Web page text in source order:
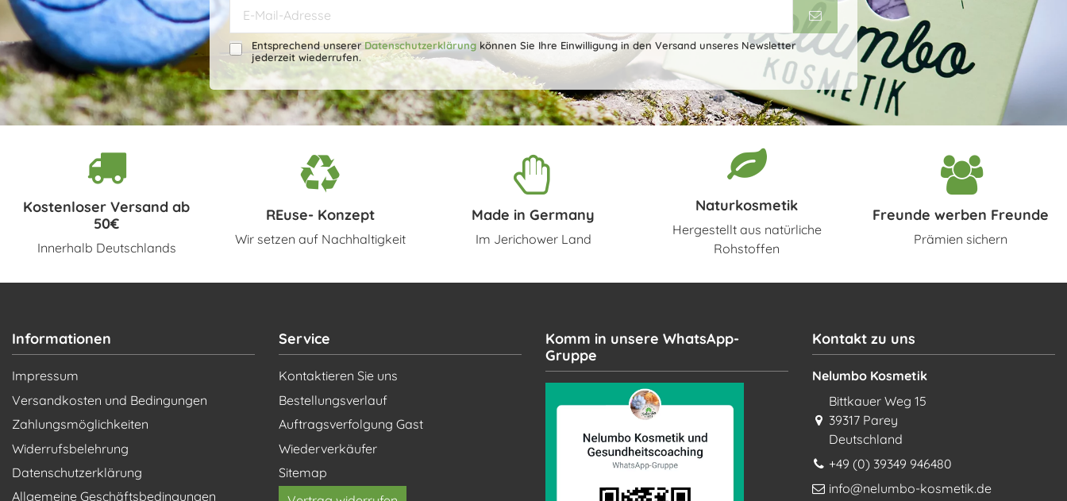
Entsprechend unsererDatenschutzerklärungkönnen Sie Ihre Einwilligung in den Versand unseres Newsletter
jederzeit wiederrufen.
Kostenloser Versand ab
50€
Innerhalb Deutschlands
REuse- Konzept
Wir setzen auf Nachhaltigkeit
Made in Germany
Im Jerichower Land
Naturkosmetik
Hergestellt aus natürliche
Rohstoffen
Freunde werben Freunde
Prämien sichern
Informationen
Impressum
Versandkosten und Bedingungen
Zahlungsmöglichkeiten
Widerrufsbelehrung
Datenschutzerklärung
Allgemeine Geschäftsbedingungen
Service
Kontaktieren Sie uns
Bestellungsverlauf
Auftragsverfolgung Gast
Wiederverkäufer
Sitemap
Komm in unsere WhatsApp-
Gruppe
Kontakt zu uns
Nelumbo Kosmetik
Bittkauer Weg 15
39317 Parey
Deutschland
+49 (0) 39349 946480
info@nelumbo-kosmetik.de